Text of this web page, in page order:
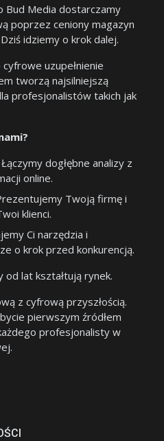
Bud Media dostarczamy
poprzez ceniony magazyn
idziemy o krok dalej.
uzupełnienie
tworzą najsilniejszą
profesjonalistów takich jak
Łączymy dogłębne analizy z
online.
Twoją firmę i
klienci.
Ci narzędzia i
o krok przed konkurencją.
lat kształtują rynek.
z cyfrową przyszłością.
pierwszym źródłem
profesjonalisty w